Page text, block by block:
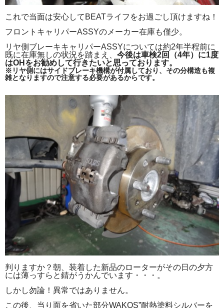
これで当面は安心してBEATライフをお過ごし頂けますね！
フロントキャリパーASSYのメーカー在庫も僅少。
リヤ側ブレーキキャリパーASSYについては約2年半程前に
既に在庫無しの状況を踏まえ、 今後は車検2回（4年）に1度
はOHをお勧めして行きたいと思っております。
※リヤ側にはサイドブレーキ機構が付属しており、その分構造も複
雑となりますので注意する必要があるからです。
判りますか？朝、装着した新品のローターがその日の夕方
には薄っすらと錆がうかんでいます・・・。
しかし勿論！異常ではありません。
この後、当り面を省いた部分WAKOS”耐熱塗料シルバーを